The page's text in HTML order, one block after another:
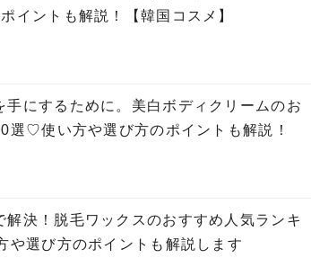
イントも解説！【韓国コスメ】
手にするために。美白ボディクリームのお
選♡使い方や選び方のポイントも解説！
解決！脱毛ワックスのおすすめ人気ランキ
選び方のポイントも解説します